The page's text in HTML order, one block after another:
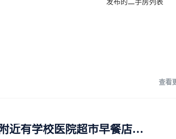
发布的二手房列表
查看
【丽水富领安置房】附近有学校医院超市早餐店快餐店